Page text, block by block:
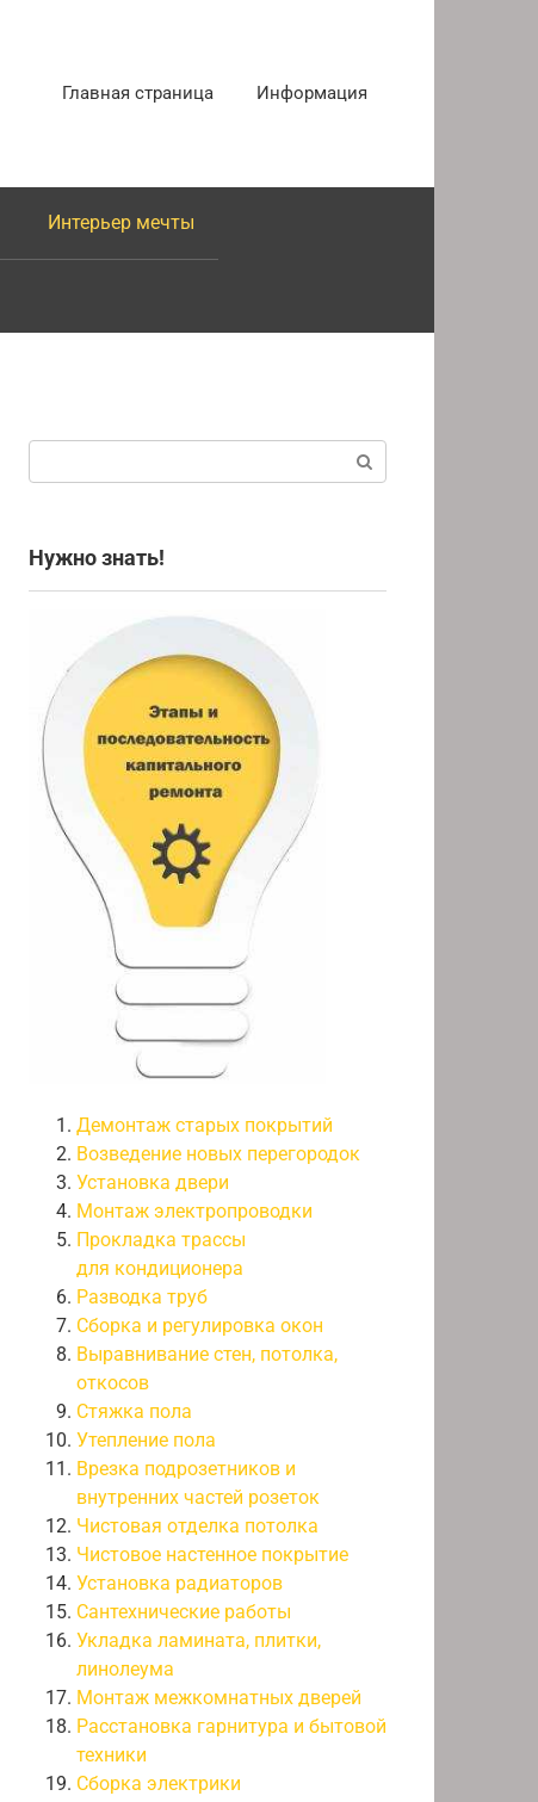
Главная страница Информация
Интерьер мечты
Нужно знать!
Демонтаж старых покрытий
Возведение новых перегородок
Установка двери
Монтаж электропроводки
Прокладка трассы
для кондиционера
Разводка труб
Сборка и регулировка окон
Выравнивание стен, потолка,
откосов
Стяжка пола
Утепление пола
Врезка подрозетников и
внутренних частей розеток
Чистовая отделка потолка
Чистовое настенное покрытие
Установка радиаторов
Сантехнические работы
Укладка ламината, плитки,
линолеума
Монтаж межкомнатных дверей
Расстановка гарнитура и бытовой
техники
Сборка электрики